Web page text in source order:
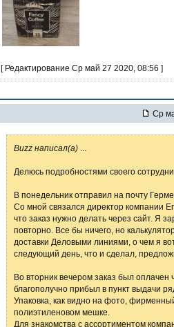
[ Редактирование Ср май 27 2020, 08:56 ]
Ср
Buzz написал(а)
Делюсь подробностями своего
В понедельник отправил на почту
Со мной связался директор компании
что заказ нужно делать через сайт. Я
повторно. Все бы ничего, но
доставки Деловыми линиями, о чем я
следующий день, что и сделал,
Во вторник вечером заказ был оплачен
благополучно прибыл в пункт выдачи
Упаковка, как видно на фото,
полиэтиленовом мешке.
Для знакомства с ассортиментом